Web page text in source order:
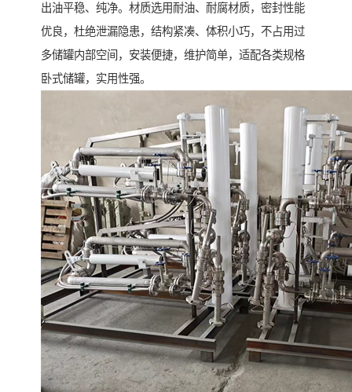
出油平稳、纯净。材质选用耐油、耐腐材质，密封性能
优良，杜绝泄漏隐患，结构紧凑、体积小巧，不占用过
多储罐内部空间，安装便捷，维护简单，适配各类规格
卧式储罐，实用性强。